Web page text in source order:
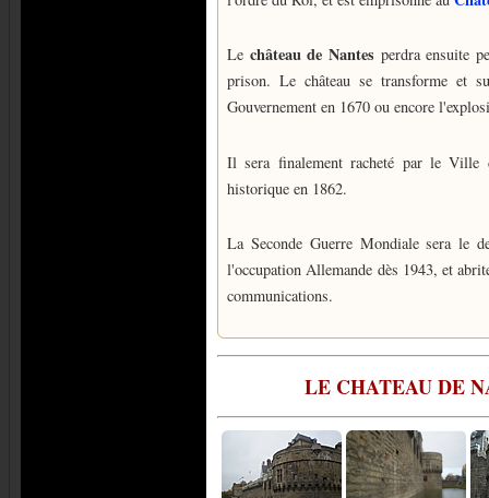
Le château de Nantes perdra ensuite
prison. Le château se transforme et
Gouvernement en 1670 ou encore
Il sera finalement racheté par le Ville
historique en 1862.
La Seconde Guerre Mondiale sera le
l'occupation Allemande dès 1943, et
communications.
LE CHATEAU DE